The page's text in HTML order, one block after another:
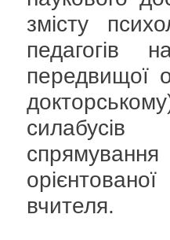
змісту
педагогів
передвищої
силабусів
вчителя.